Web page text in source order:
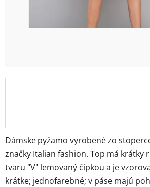
Dámske pyžamo vyrobené zo
značky Italian fashion. Top má krátky
tvaru "V" lemovaný čipkou a je
krátke; jednofarebné; v páse majú